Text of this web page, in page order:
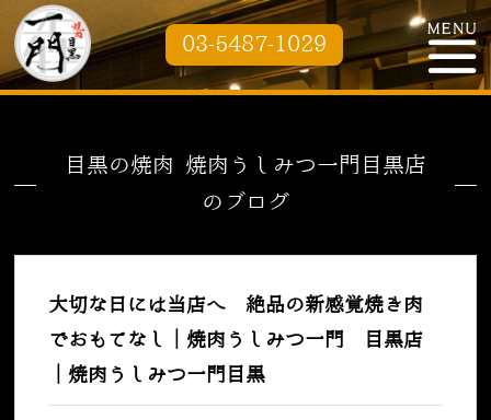
03-5487-1029
目黒の焼肉 焼肉うしみつ一門目黒店
のブログ
大切な日には当店へ 絶品の新感覚焼き肉
でおもてなし｜焼肉うしみつ一門 目黒店
｜焼肉うしみつ一門目黒